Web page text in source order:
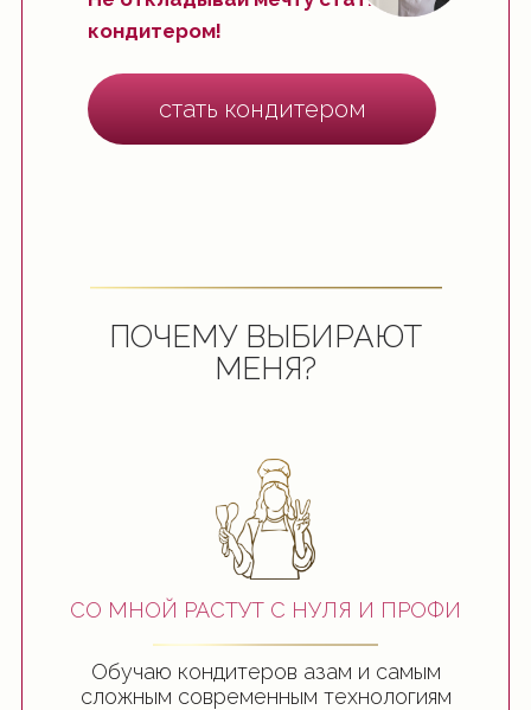
кондитером!
стать кондитером
ПОЧЕМУ ВЫБИРАЮТ
МЕНЯ?
Обучаю кондитеров азам и самым
сложным современным технологиям
СО МНОЙ РАСТУТ С НУЛЯ И ПРОФИ